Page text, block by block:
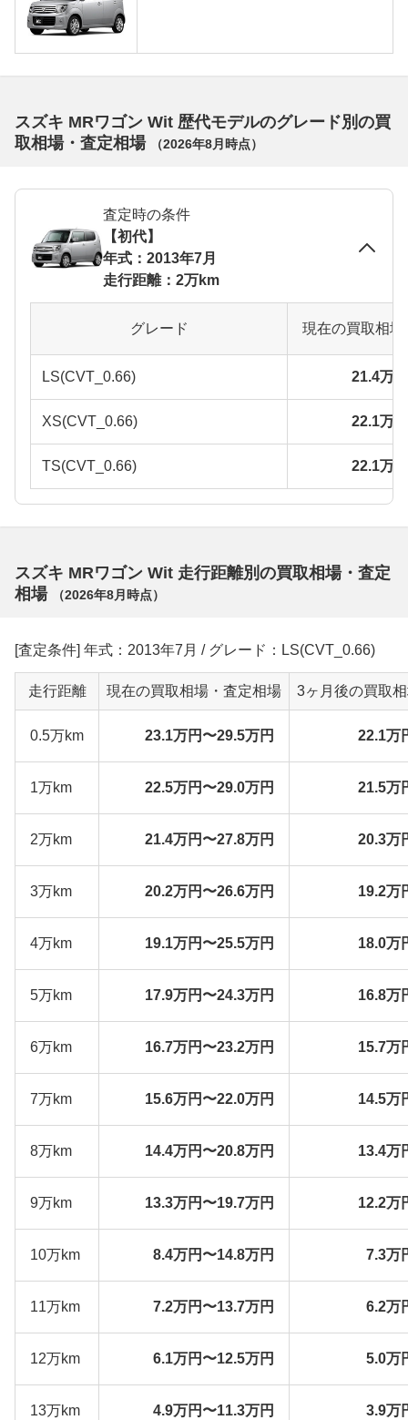
スズキ MRワゴン Wit 歴代モデルのグレード別の買
取相場・査定相場
（2026年8月 時点）
査定時の条件
【初代】
年式：2013年7月
走行距離：2万km
グレード 現在の買取相
LS(CVT_0.66) 21.4万
XS(CVT_0.66) 22.1万
TS(CVT_0.66) 22.1万
スズキ MRワゴン Wit 走行距離別の買取相場・査定
相場
（2026年8月 時点）
[査定条件] 年式：2013年7月 / グレード：LS(CVT_0.66)
走行距離 現在の買取相場・査定相場 3ヶ月後の買取
0.5万km 23.1万円〜29.5万円 22.1万
1万km 22.5万円〜29.0万円 21.5万
2万km 21.4万円〜27.8万円 20.3万
3万km 20.2万円〜26.6万円 19.2万
4万km 19.1万円〜25.5万円 18.0万
5万km 17.9万円〜24.3万円 16.8万
6万km 16.7万円〜23.2万円 15.7万
7万km 15.6万円〜22.0万円 14.5万
8万km 14.4万円〜20.8万円 13.4万
9万km 13.3万円〜19.7万円 12.2万
10万km 8.4万円〜14.8万円 7.3万
11万km 7.2万円〜13.7万円 6.2万
12万km 6.1万円〜12.5万円 5.0万
13万km 4.9万円〜11.3万円 3.9万